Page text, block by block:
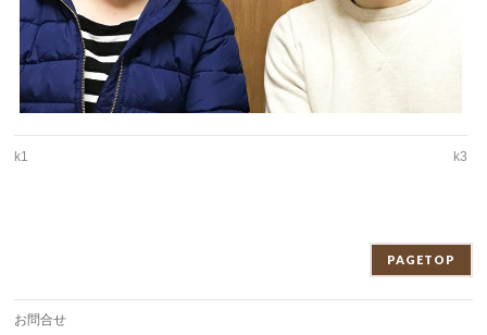
k1 k3
PAGETOP
お問合せ